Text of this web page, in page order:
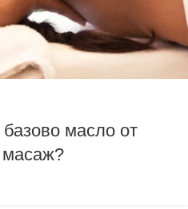
масло от
масаж?